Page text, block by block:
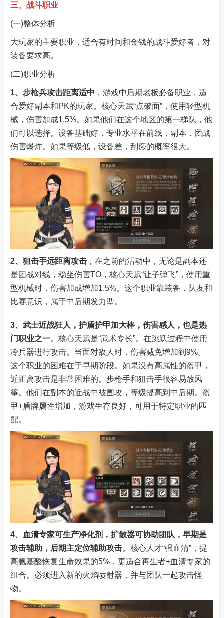
三、战斗职业
(一)整体分析
大玩家的主要职业，适合有时间和金钱的战斗爱好者，对
装备要求高。
(二)职业分析
1、步枪兵攻击距离适中 ，游戏中后期老板必备职业，适
合爱好副本和PK的玩家。核心天赋“点破面”，使用轻型机
械，伤害加成1.5%。如果他们在这个地区的第一梯队，他
们可以选择。设备基础好，专业水平在前线，副本，团战
伤害爆炸。如果等级低，设备差，刮痧的概率很大。
2、狙击手远距离攻击 ，在之前的活动中，无论是副本还
是团战对线，稳坐伤害TO，核心天赋“让子弹飞”，使用重
型机械时，伤害加成增加1.5%。这个职业靠装备，队友和
比赛意识，属于中后期发力型。
3、武士近战狂人，护盾护甲加大棒，伤害感人，也是热
门职业之一。核心天赋是“武术专长”。在跳跃过程中使用
冷兵器进行攻击。当面对敌人时，伤害减免增加到9%。
这个职业的困难在于早期阶段。如果没有高属性的盔甲，
近距离攻击是非常困难的。步枪手和狙击手很容易放风
筝。他们在副本的近战中被围攻，等级提高到中后期。盔
甲+盾牌属性增加，游戏生存良好，可用于特定职业的匹
配。
4、血清专家可生产净化剂，扩散器可协助团队，早期是
攻击辅助，后期主定位辅助攻击。核心人才“强血清”，提
高氨基酸恢复生命效果的5%，更适合再生者+血清专家的
组合。必须进入新的火焰喷射器，并与团队一起攻击怪
物。